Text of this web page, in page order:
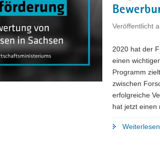
Veröffentlicht
2020 hat der
einen
Programm
zwischen
erfolgreiche
hat jetzt einen
Weiterlesen